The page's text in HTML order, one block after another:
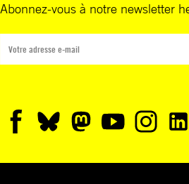
Abonnez-vous à notre newsletter